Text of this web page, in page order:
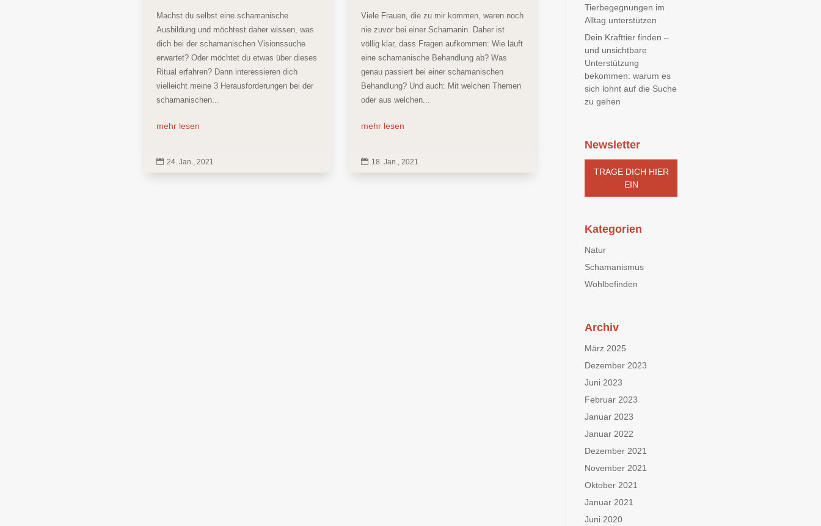
Machst du selbst eine schamanische
Ausbildung und möchtest daher wissen, was
dich bei der schamanischen Visionssuche
erwartet? Oder möchtet du etwas über dieses
Ritual erfahren? Dann interessieren dich
vielleicht meine 3 Herausforderungen bei der
schamanischen...
mehr lesen
 24. Jan., 2021
Viele Frauen, die zu mir kommen, waren noch
nie zuvor bei einer Schamanin. Daher ist
völlig klar, dass Fragen aufkommen: Wie läuft
eine schamanische Behandlung ab? Was
genau passiert bei einer schamanischen
Behandlung? Und auch: Mit welchen Themen
oder aus welchen...
mehr lesen
 18. Jan., 2021
Tierbegegnungen im
Alltag unterstützen
Dein Krafttier finden –
und unsichtbare
Unterstützung
bekommen: warum es
sich lohnt auf die Suche
zu gehen
Newsletter
TRAGE DICH HIER
EIN
Kategorien
Natur
Schamanismus
Wohlbefinden
Archiv
März 2025
Dezember 2023
Juni 2023
Februar 2023
Januar 2023
Januar 2022
Dezember 2021
November 2021
Oktober 2021
Januar 2021
Juni 2020